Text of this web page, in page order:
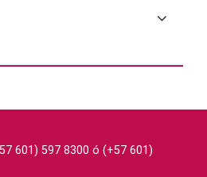
601) 597 8300 ó (+57 601)